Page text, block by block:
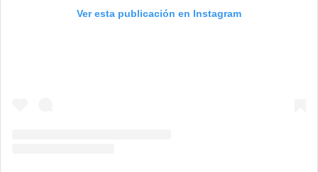
Ver esta publicación en Instagram